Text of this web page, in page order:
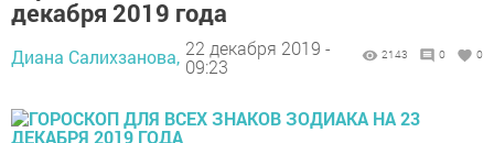
декабря 2019 года
Диана Салихзанова, 22 декабря 2019 -
09:23
2143 0 0